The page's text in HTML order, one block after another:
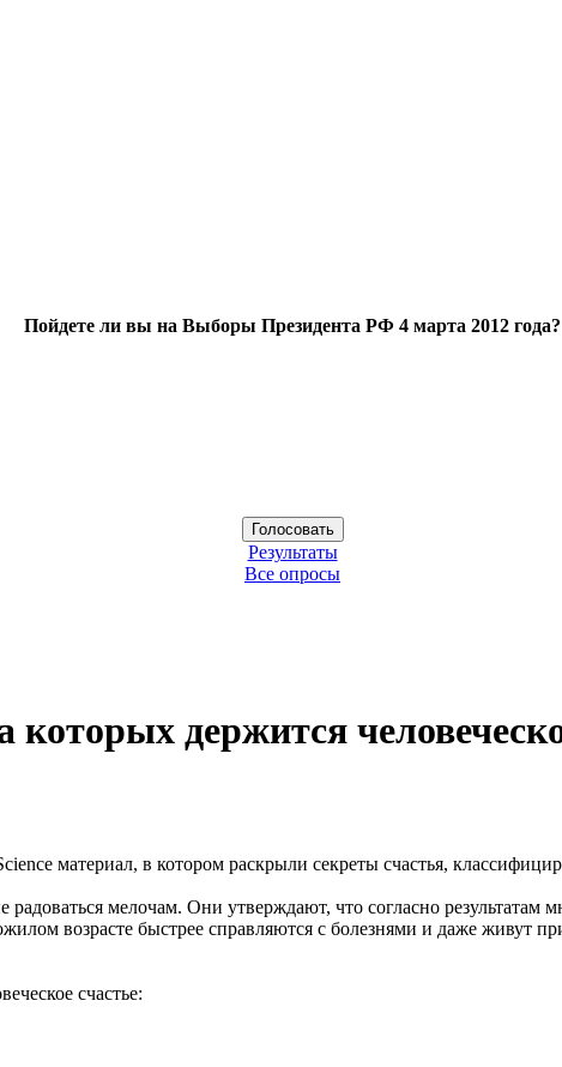
Пойдете ли вы на Выборы Президента РФ 4 марта 2012 года?
Результаты
Все опросы
держится
материал, в котором раскрыли секреты счастья,
мелочам. Они утверждают, что согласно результатам
возрасте быстрее справляются с болезнями и даже живут
счастье: